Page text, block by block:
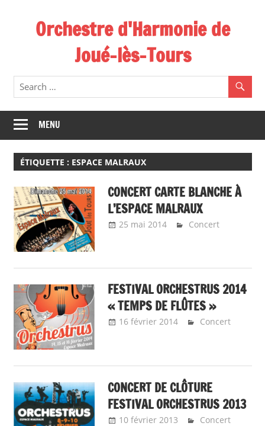
Orchestre d'Harmonie de
Joué-lès-Tours
MENU
ÉTIQUETTE : ESPACE MALRAUX
CONCERT CARTE BLANCHE À
L’ESPACE MALRAUX
25 mai 2014 Emeline Design
Concert
FESTIVAL ORCHESTRUS 2014
« TEMPS DE FLÛTES »
16 février 2014
Emeline
Concert
CONCERT DE CLÔTURE
FESTIVAL ORCHESTRUS 2013
10 février 2013
Emeline
Concert